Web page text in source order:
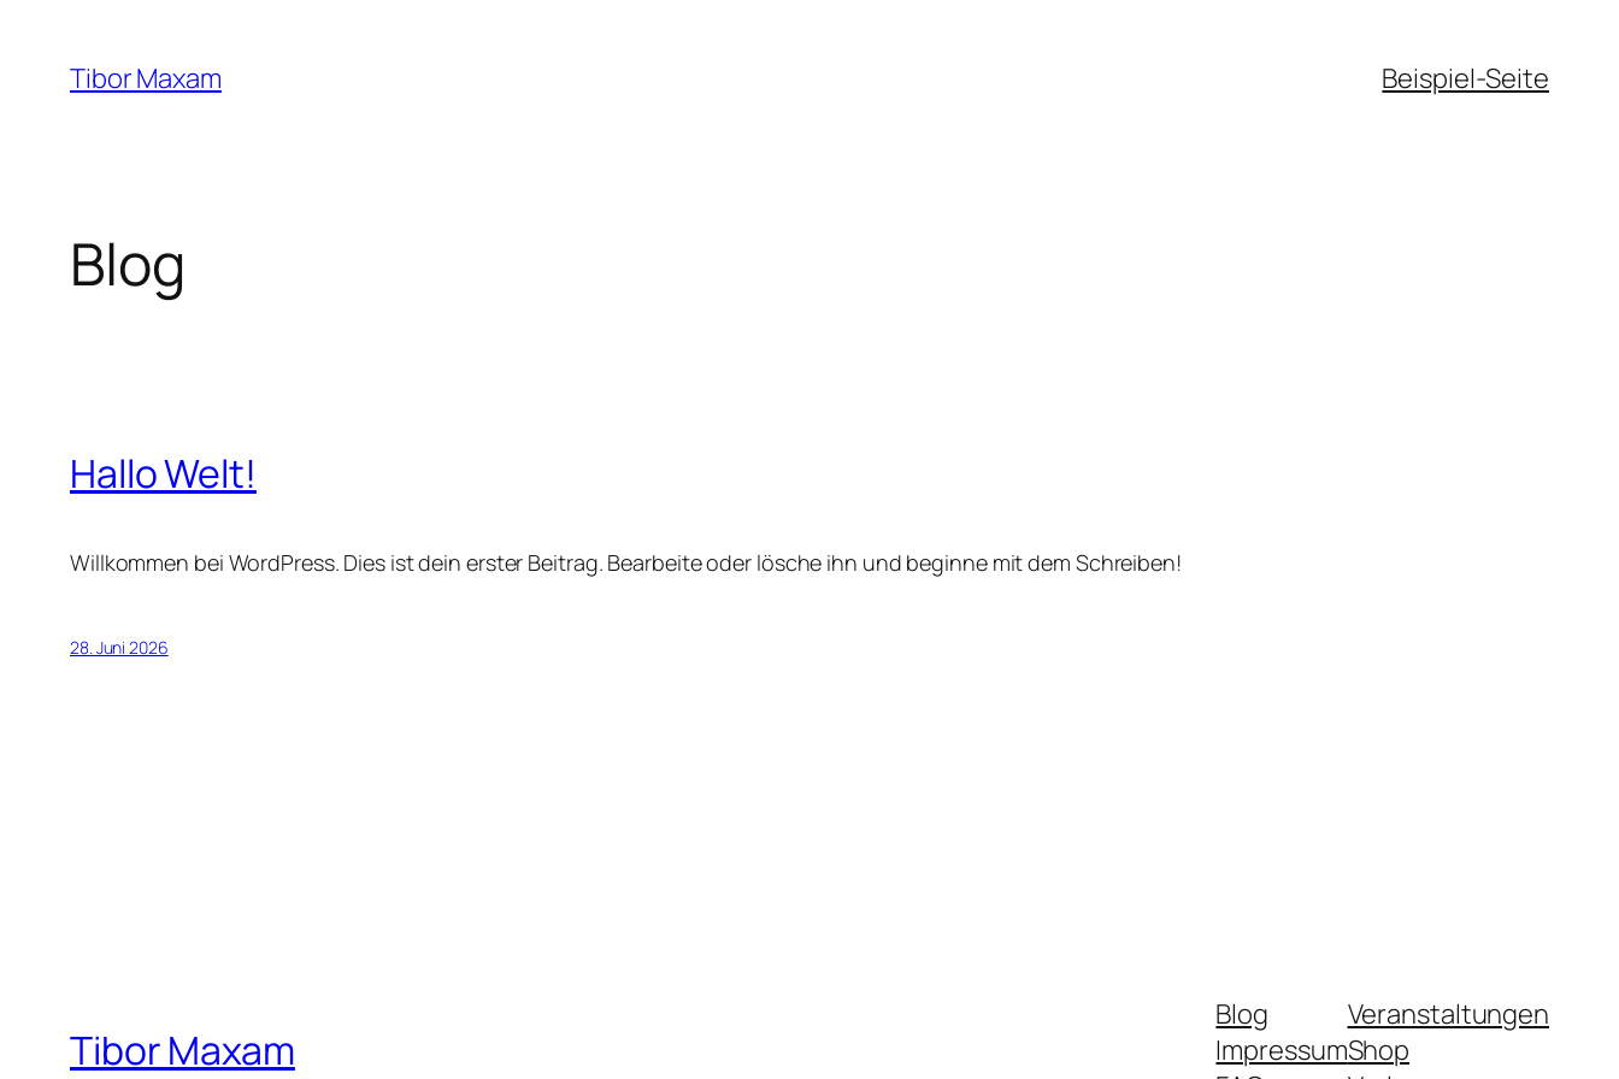
Inhalt
springen
Tibor Maxam Beispiel-Seite
Blog
Hallo Welt!
Willkommen bei WordPress. Dies ist dein erster Beitrag. Bearbeite oder lösche ihn und beginne mit dem Schreiben!
28. Juni 2026
Tibor Maxam
Blog
Impressum
Veranstaltungen
Shop